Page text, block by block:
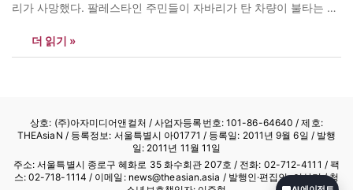
리가 사망했다. 팔레스타인 주민들이 자바리가 탄 차량이 불타는 것
군사령관인 아흐마드 알 자바리가 사망한 현장에 있는 차량의 잔해
를 보고 있다. 이스라엘군 당국은 하마스 최고 군사령관이 사망한 가
더 읽기 »
상호: (주)아자미디어앤컬처 /사업자등록번호: 101-86-64640 / 제호:
THEAsiaN / 등록정보: 서울특별시 아01771 / 등록일: 2011년 9월 6일 / 발행
일: 2011년 11월 11일
주소: 서울특별시 종로구 혜화로 35 화수회관 207호 / 전화: 02-712-4111 / 팩
스: 02-718-1114 / 이메일: news@theasian.asia / 발행인·편집인: 이상기 / 청